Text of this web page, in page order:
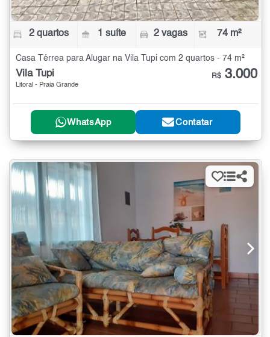
2 quartos 1 suíte 2 vagas 74 m²
Casa Térrea para Alugar na Vila Tupi com 2 quartos - 74 m²
Vila Tupi
Litoral - Praia Grande
R$ 3.000
WhatsApp Contatar